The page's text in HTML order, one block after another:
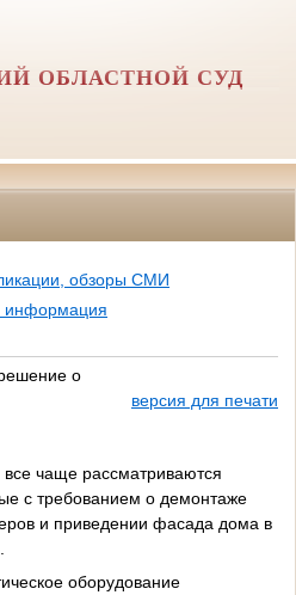
ОБЛАСТНОЙ СУД
обзоры СМИ
информация
о
версия для печати
чаще рассматриваются
с требованием о демонтаже
и приведении фасада дома в
оборудование